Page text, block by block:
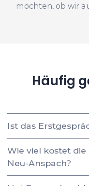
möchten, ob wir
Häufig
Ist das
Wie viel kostet
Neu-Anspach?